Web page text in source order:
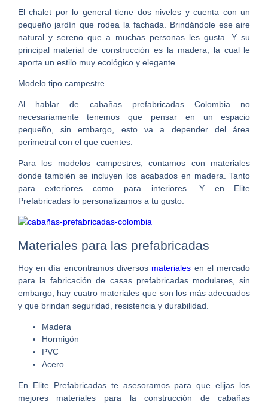
El chalet por lo general tiene dos niveles y cuenta con un
pequeño jardín que rodea la fachada. Brindándole ese aire
natural y sereno que a muchas personas les gusta. Y su
principal material de construcción es la madera, la cual le
aporta un estilo muy ecológico y elegante.
Modelo tipo campestre
Al hablar de cabañas prefabricadas Colombia no
necesariamente tenemos que pensar en un espacio
pequeño, sin embargo, esto va a depender del área
perimetral con el que cuentes.
Para los modelos campestres, contamos con materiales
donde también se incluyen los acabados en madera. Tanto
para exteriores como para interiores. Y en Elite
Prefabricadas lo personalizamos a tu gusto.
Materiales para las prefabricadas
Hoy en día encontramos diversos materiales en el mercado
para la fabricación de casas prefabricadas modulares, sin
embargo, hay cuatro materiales que son los más adecuados
y que brindan seguridad, resistencia y durabilidad.
Madera
Hormigón
PVC
Acero
En Elite Prefabricadas te asesoramos para que elijas los
mejores materiales para la construcción decabañas